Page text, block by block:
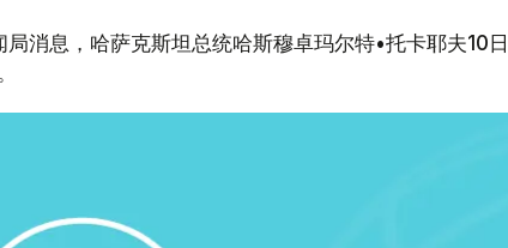
消息，哈萨克斯坦总统哈斯穆卓玛尔特•托卡耶夫10日